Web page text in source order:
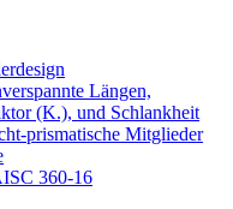
Längen,
(K.), und Schlankheit
prismatische Mitglieder
360-16